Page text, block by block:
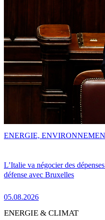
L’Italie va négocier des
défense avec Bruxelles
05.08.2026
ENERGIE,
ENERGIE & CLIMAT